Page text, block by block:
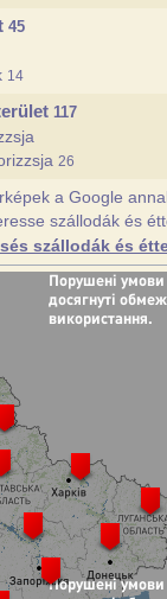
45
14
117
26
a Google
szállodák és
szállodák és